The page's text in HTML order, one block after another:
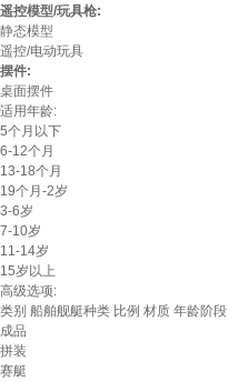
遥控模型/玩具枪:
静态模型
遥控/电动玩具
摆件:
桌面摆件
适用年龄:
5个月以下
6-12个月
13-18个月
19个月-2岁
3-6岁
7-10岁
11-14岁
15岁以上
高级选项:
类别 船舶舰艇种类 比例 材质 年龄阶段
成品
拼装
赛艇